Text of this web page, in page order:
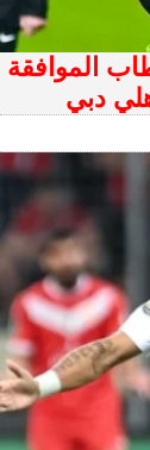
الموافقة
دبي